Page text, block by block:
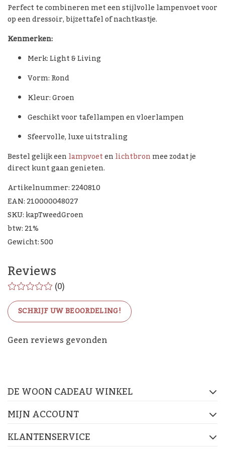
Perfect te combineren met een stijlvolle lampenvoet voor
op een dressoir, bijzettafel of nachtkastje.
Kenmerken:
Merk: Light & Living
Vorm: Rond
Kleur: Groen
Geschikt voor tafellampen en vloerlampen
Sfeervolle, luxe uitstraling
Bestel gelijk eenlampvoetenlichtbronmee zodat je
direct kunt gaan genieten.
Artikelnummer: 2240810
EAN: 210000048027
SKU: kapTweedGroen
btw: 21%
Gewicht: 500
Reviews
(0)
SCHRIJF UW BEOORDELING!
Geen reviews gevonden
De Woon Cadeau Winkel
DE WOON CADEAU WINKEL
MIJN ACCOUNT
KLANTENSERVICE